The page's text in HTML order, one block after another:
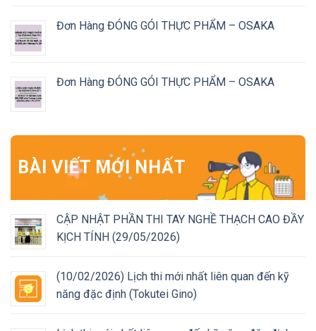
Đơn Hàng ĐÓNG GÓI THỰC PHẨM – OSAKA
Đơn Hàng ĐÓNG GÓI THỰC PHẨM – OSAKA
BÀI VIẾT MỚI NHẤT
CẬP NHẬT PHẦN THI TAY NGHỀ THẠCH CAO ĐẦY
KỊCH TÍNH (29/05/2026)
(10/02/2026) Lịch thi mới nhất liên quan đến kỹ
năng đặc định (Tokutei Gino)